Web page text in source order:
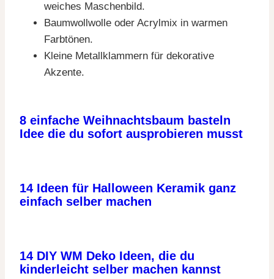
weiches Maschenbild.
Baumwollwolle oder Acrylmix in warmen
Farbtönen.
Kleine Metallklammern für dekorative
Akzente.
8 einfache Weihnachtsbaum basteln
Idee die du sofort ausprobieren musst
14 Ideen für Halloween Keramik ganz
einfach selber machen
14 DIY WM Deko Ideen, die du
kinderleicht selber machen kannst